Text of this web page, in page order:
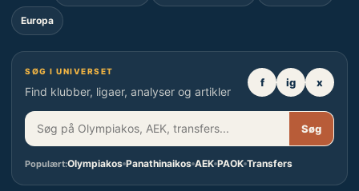
Europa
SØG I UNIVERSET
Find klubber, ligaer, analyser og artikler
f ig x
Søg
Populært:Olympiakos Panathinaikos AEK PAOK Transfers